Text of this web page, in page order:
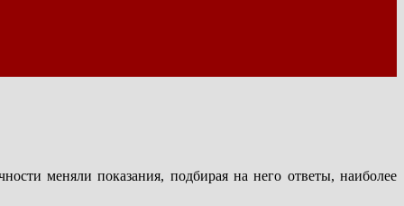
меняли показания, подбирая на него ответы, наиболее